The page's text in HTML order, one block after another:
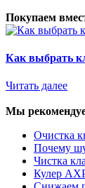
Покупаем
Как выбрать
Читать далее
Мы
Очистка
Почему
Чистка
Кулер